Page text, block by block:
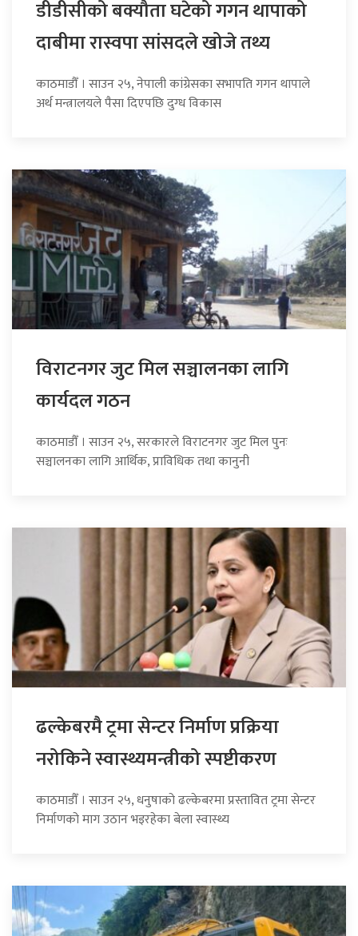
डीडीसीको बक्यौता घटेको गगन थापाको
दाबीमा रास्वपा सांसदले खोजे तथ्य
काठमाडौँ । साउन २५, नेपाली कांग्रेसका सभापति गगन थापाले
अर्थ मन्त्रालयले पैसा दिएपछि दुग्ध विकास
विराटनगर जुट मिल सञ्चालनका लागि
कार्यदल गठन
काठमाडौँ । साउन २५, सरकारले विराटनगर जुट मिल पुनः
सञ्चालनका लागि आर्थिक, प्राविधिक तथा कानुनी
ढल्केबरमै ट्रमा सेन्टर निर्माण प्रक्रिया
नरोकिने स्वास्थ्यमन्त्रीको स्पष्टीकरण
काठमाडौँ । साउन २५, धनुषाको ढल्केबरमा प्रस्तावित ट्रमा सेन्टर
निर्माणको माग उठान भइरहेका बेला स्वास्थ्य